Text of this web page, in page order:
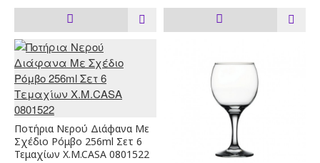
Ποτήρια Νερού Διάφανα Με
Σχέδιο Ρόμβο 256ml Σετ 6
Τεμαχίων X.M.CASA 0801522